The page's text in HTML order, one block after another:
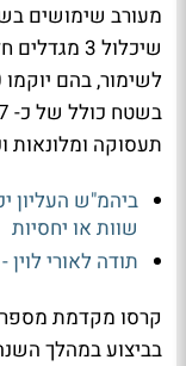
תעסוקה ומלונאות וכ- 9.5 אלף מ"ר לשטחי
ביהמ"ש העליון
שוות או יחסיות
תודה לאורי
קרסו מקדמת מספר
בביצוע במהלך